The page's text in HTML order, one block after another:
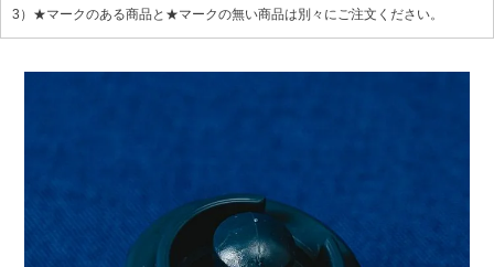
アクセサリー・消耗品
3）★マークのある商品と★マークの無い商品は別々にご注文ください。